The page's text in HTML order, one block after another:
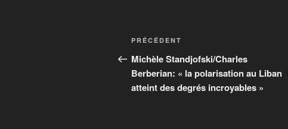
Navigation
de
l’article
Article
précédent
PRÉCÉDENT
Michèle Standjofski/Charles
Berberian: « la polarisation au Liban
atteint des degrés incroyables »